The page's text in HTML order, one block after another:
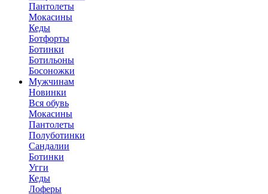
Пантолеты
Мокасины
Кеды
Ботфорты
Ботинки
Ботильоны
Босоножки
Мужчинам
Новинки
Вся обувь
Мокасины
Пантолеты
Полуботинки
Сандалии
Ботинки
Угги
Кеды
Лоферы